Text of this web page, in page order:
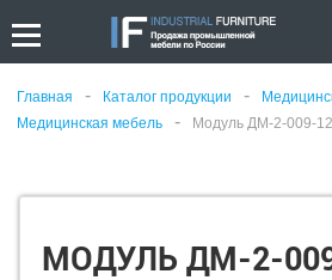
Главная - Каталог продукции -
Медицинская мебель - Модуль ДМ-2-009-12
МОДУЛЬ ДМ-2-